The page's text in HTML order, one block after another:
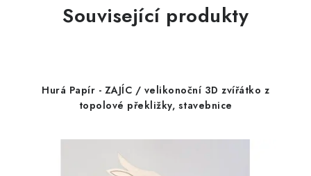
Související produkty
Hurá Papír - ZAJÍC / velikonoční 3D zvířátko z
topolové překližky, stavebnice